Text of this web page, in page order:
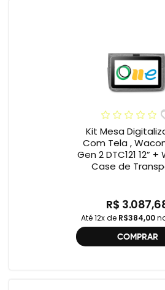
Kit Mesa
Com Tela ,
Gen 2 DTC121 12”
Case de
R$
Até 12x de R$384,00
COMPRAR